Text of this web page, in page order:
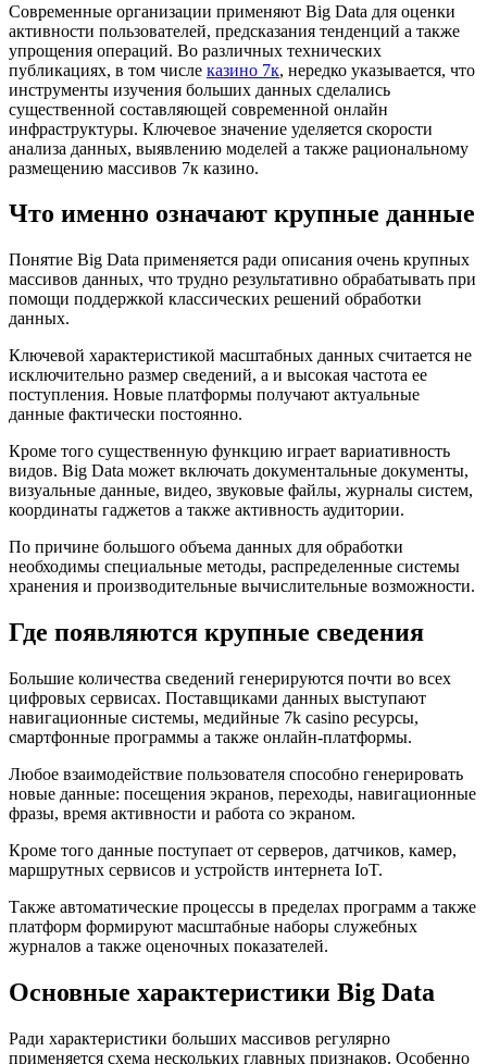
Современные организации применяют Big Data для оценки
активности пользователей, предсказания тенденций а также
упрощения операций. Во различных технических
публикациях, в том числе казино 7к, нередко указывается, что
инструменты изучения больших данных сделались
существенной составляющей современной онлайн
инфраструктуры. Ключевое значение уделяется скорости
анализа данных, выявлению моделей а также рациональному
размещению массивов 7к казино.
Что именно означают крупные данные
Понятие Big Data применяется ради описания очень крупных
массивов данных, что трудно результативно обрабатывать при
помощи поддержкой классических решений обработки
данных.
Ключевой характеристикой масштабных данных считается не
исключительно размер сведений, а и высокая частота ее
поступления. Новые платформы получают актуальные
данные фактически постоянно.
Кроме того существенную функцию играет вариативность
видов. Big Data может включать документальные документы,
визуальные данные, видео, звуковые файлы, журналы систем,
координаты гаджетов а также активность аудитории.
По причине большого объема данных для обработки
необходимы специальные методы, распределенные системы
хранения и производительные вычислительные возможности.
Где появляются крупные сведения
Большие количества сведений генерируются почти во всех
цифровых сервисах. Поставщиками данных выступают
навигационные системы, медийные 7k casino ресурсы,
смартфонные программы а также онлайн-платформы.
Любое взаимодействие пользователя способно генерировать
новые данные: посещения экранов, переходы, навигационные
фразы, время активности и работа со экраном.
Кроме того данные поступает от серверов, датчиков, камер,
маршрутных сервисов и устройств интернета IoT.
Также автоматические процессы в пределах программ а также
платформ формируют масштабные наборы служебных
журналов а также оценочных показателей.
Основные характеристики Big Data
Ради характеристики больших массивов регулярно
применяется схема нескольких главных признаков. Особенно